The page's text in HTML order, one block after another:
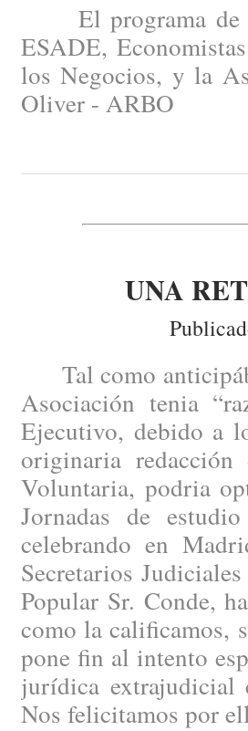
El programa de
ESADE,
los Negocios, y la
Oliver - ARBO
UNA
Tal como
Asociación tenia
Ejecutivo, debido a
originaria
Voluntaria, podria
Jornadas de
celebrando en
Secretarios
Popular Sr. Conde,
como la calificamos,
pone fin al intento
jurídica extrajudicial
Nos felicitamos por